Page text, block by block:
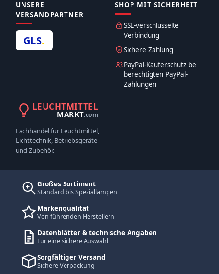
UNSERE
VERSANDPARTNER
GLS.
SHOP MIT SICHERHEIT
SSL-verschlüsselte
Verbindung
Sichere Zahlung
PayPal-Käuferschutz bei
berechtigten PayPal-
Zahlungen
LEUCHTMITTEL
MARKT.com
Fachhandel für Leuchtmittel,
Lichttechnik, Betriebsgeräte
und Zubehör.
Großes Sortiment
Standard bis Speziallampen
Markenqualität
Von führenden Herstellern
Datenblätter & technische Angaben
Für eine sichere Auswahl
Sorgfältiger Versand
Sichere Verpackung